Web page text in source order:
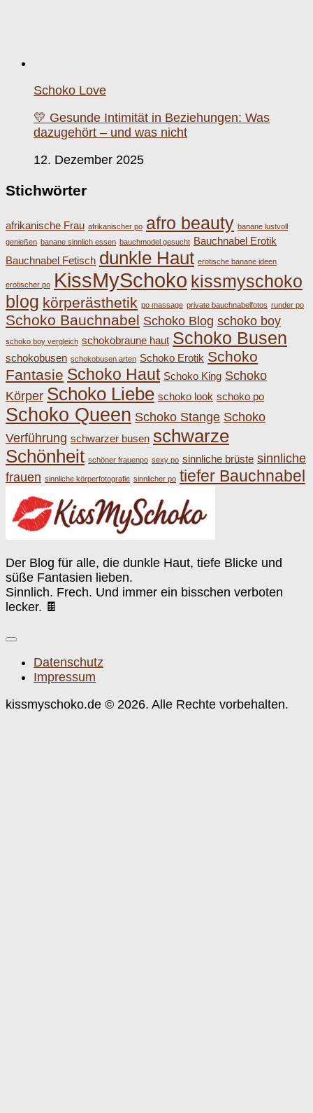
Schoko Love
💛 Gesunde Intimität in Beziehungen: Was
dazugehört – und was nicht
12. Dezember 2025
Stichwörter
afrikanische Frau afrikanischer po afro beauty banane lustvoll
genießen banane sinnlich essen bauchmodel gesucht Bauchnabel Erotik
Bauchnabel Fetisch dunkle Haut erotische banane ideen
erotischer po KissMySchoko kissmyschoko
blog körperästhetik po massage private bauchnabelfotos runder po
Schoko Bauchnabel Schoko Blog schoko boy
schoko boy vergleich schokobraune haut Schoko Busen
schokobusen schokobusen arten Schoko Erotik Schoko
Fantasie Schoko Haut Schoko King Schoko
Körper Schoko Liebe schoko look schoko po
Schoko Queen Schoko Stange Schoko
Verführung schwarzer busen schwarze
Schönheit schöner frauenpo sexy po sinnliche brüste sinnliche
frauen sinnliche körperfotografie sinnlicher po tiefer Bauchnabel
Der Blog für alle, die dunkle Haut, tiefe Blicke und
süße Fantasien lieben.
Sinnlich. Frech. Und immer ein bisschen verboten
lecker. 🍫
Datenschutz
Impressum
kissmyschoko.de © 2026. Alle Rechte vorbehalten.